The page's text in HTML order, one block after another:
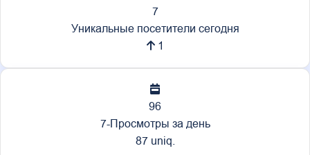
7
Уникальные посетители сегодня
1
96
7-Просмотры за день
87 uniq.